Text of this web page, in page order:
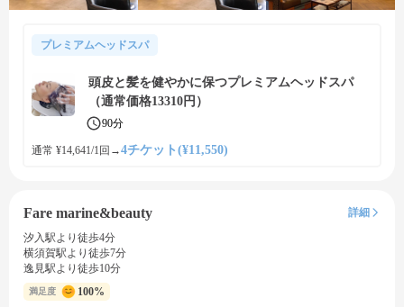
プレミアムヘッドスパ
頭皮と髪を健やかに保つプレミアムヘッドスパ
（通常価格13310円）
90分
通常 ¥14,641/1回 →4チケット(¥11,550)
Fare marine&beauty
詳細
汐入駅より徒歩4分
横須賀駅より徒歩7分
逸見駅より徒歩10分
満足度 100%